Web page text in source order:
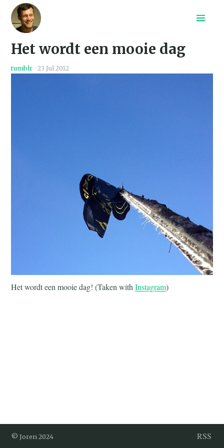
Recepten
Search
Het wordt een mooie dag
tumblr ·23 Jul 2012
Het wordt een mooie dag! (Taken withInstagram)
© Joren 2024 RSS